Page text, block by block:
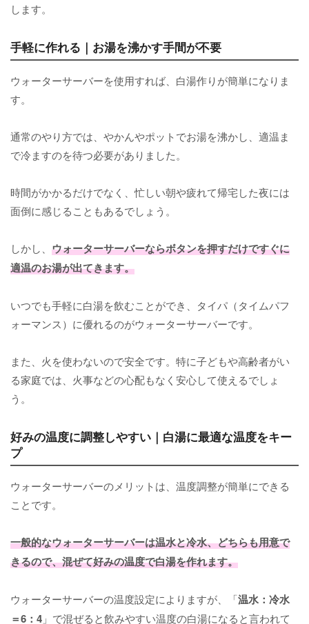
します。
手軽に作れる｜お湯を沸かす手間が不要
ウォーターサーバーを使用すれば、白湯作りが簡単になりま
す。
通常のやり方では、やかんやポットでお湯を沸かし、適温ま
で冷ますのを待つ必要がありました。
時間がかかるだけでなく、忙しい朝や疲れて帰宅した夜には
面倒に感じることもあるでしょう。
しかし、 ウォーターサーバーならボタンを押すだけですぐに
適温のお湯が出てきます。
いつでも手軽に白湯を飲むことができ、タイパ（タイムパフ
ォーマンス）に優れるのがウォーターサーバーです。
また、火を使わないので安全です。特に子どもや高齢者がい
る家庭では、火事などの心配もなく安心して使えるでしょ
う。
好みの温度に調整しやすい｜白湯に最適な温度をキー
プ
ウォーターサーバーのメリットは、温度調整が簡単にできる
ことです。
一般的なウォーターサーバーは温水と冷水、どちらも用意で
きるので、混ぜて好みの温度で白湯を作れます。
ウォーターサーバーの温度設定によりますが、「温水：冷水
＝6：4 」で混ぜると飲みやすい温度の白湯になると言われて